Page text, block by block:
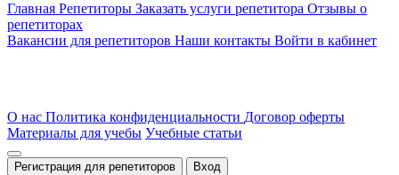
Главная Репетиторы Заказать услуги репетитора Отзывы о
репетиторах
Вакансии для репетиторов Наши контакты Войти в кабинет
О нас Политика конфиденциальности Договор оферты
Материалы для учебы Учебные статьи
Регистрация для репетиторов Вход